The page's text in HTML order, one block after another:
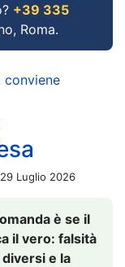
+39 335
Roma.
conviene
29 Luglio 2026
è se il
il vero: falsità
e la